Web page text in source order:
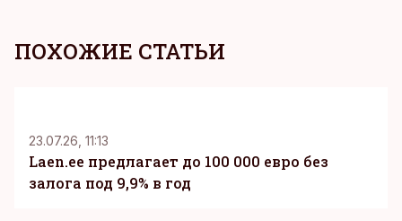
ПОХОЖИЕ СТАТЬИ
23.07.26, 11:13
Laen.ee предлагает до 100 000 евро без
залога под 9,9% в год